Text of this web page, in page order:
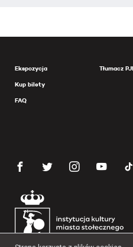
Ekspozycja
Kup bilety
FAQ
Tłumacz